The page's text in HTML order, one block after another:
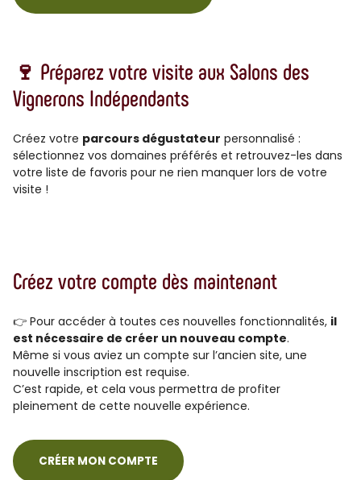
🍷 Préparez votre visite aux Salons des
Vignerons Indépendants
Créez votre parcours dégustateur personnalisé :
sélectionnez vos domaines préférés et retrouvez-les dans
votre liste de favoris pour ne rien manquer lors de votre
visite !
Créez votre compte dès maintenant
👉 Pour accéder à toutes ces nouvelles fonctionnalités, il
est nécessaire de créer un nouveau compte.
Même si vous aviez un compte sur l’ancien site, une
nouvelle inscription est requise.
C’est rapide, et cela vous permettra de profiter
pleinement de cette nouvelle expérience.
CRÉER MON COMPTE